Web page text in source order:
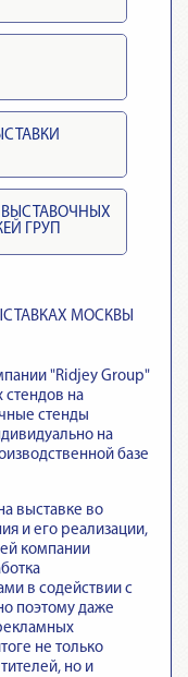
ВЫСТАВОЧНЫХ
ГРУП
МОСКВЫ
"Ridjey Group"
стендов на
стенды
на
базе
выставке во
и его реализации,
компании
в содействии с
поэтому даже
не только
но и